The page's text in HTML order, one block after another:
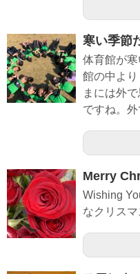
寒い季節
体育館が
館の中よ
まには外
ですね。
Merry
Wishing
なクリスマ